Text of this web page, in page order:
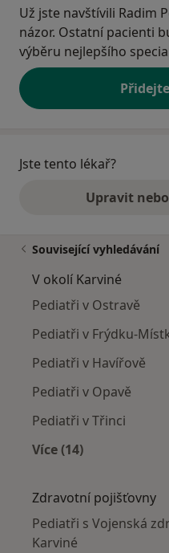
Už jste navštívili Radim
názor. Ostatní pacienti
výběru nejlepšího
Jste tento lékař?
Upravit
Související vyhledávání
V okolí Karviné
Pediatři v Ostravě
Pediatři v Frýdku-
Pediatři v Havířově
Pediatři v Opavě
Pediatři v Třinci
Více (14)
Zdravotní pojišťovny
Pediatři s Vojenská
Karviné